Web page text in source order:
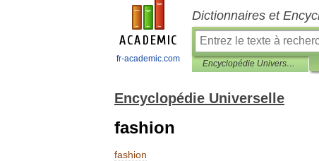
fr-academic.com
Dictionnaires et
Encyclopédie Universelle
Encyclopédie Universelle
fashion
fashion